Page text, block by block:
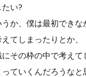
い?
か、僕は最初できな
てしまったりとか、
その枠の中で考えて
ていくんだろうなと